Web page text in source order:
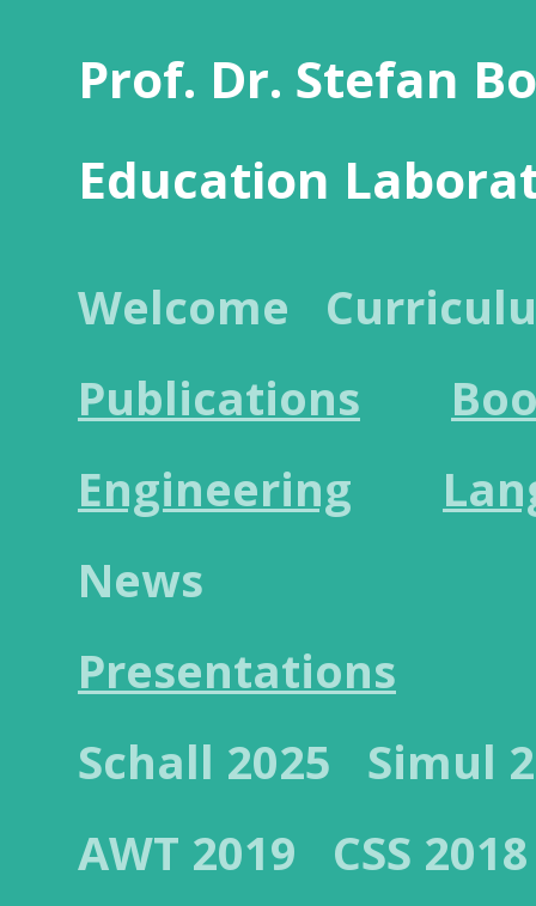
Prof. Dr. Stefan
Education
Welcome
Publications
Engineering
News
Presentations
Schall 2025
Simul
AWT 2019
CSS 2018